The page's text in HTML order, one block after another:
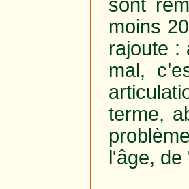
sont
moins
rajoute :
mal,
terme,
l'âge, de